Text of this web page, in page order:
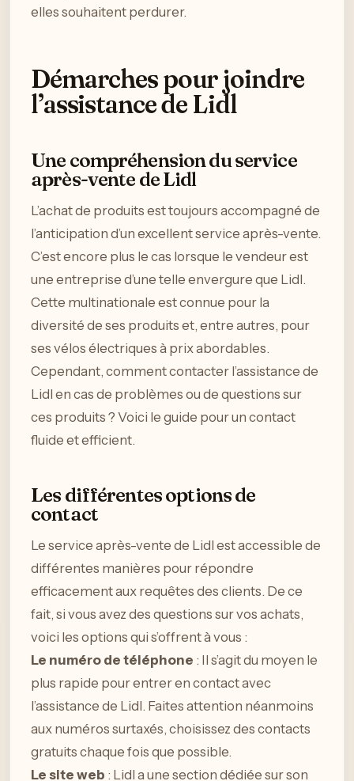
elles souhaitent perdurer.
Démarches pour joindre
l’assistance de Lidl
Une compréhension du service
après-vente de Lidl
L’achat de produits est toujours accompagné de
l’anticipation d’un excellent service après-vente.
C’est encore plus le cas lorsque le vendeur est
une entreprise d’une telle envergure que Lidl.
Cette multinationale est connue pour la
diversité de ses produits et, entre autres, pour
ses vélos électriques à prix abordables.
Cependant, comment contacter l’assistance de
Lidl en cas de problèmes ou de questions sur
ces produits ? Voici le guide pour un contact
fluide et efficient.
Les différentes options de
contact
Le service après-vente de Lidl est accessible de
différentes manières pour répondre
efficacement aux requêtes des clients. De ce
fait, si vous avez des questions sur vos achats,
voici les options qui s’offrent à vous :
Le numéro de téléphone : Il s’agit du moyen le
plus rapide pour entrer en contact avec
l’assistance de Lidl. Faites attention néanmoins
aux numéros surtaxés, choisissez des contacts
gratuits chaque fois que possible.
Le site web : Lidl a une section dédiée sur son